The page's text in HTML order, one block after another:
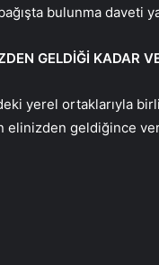
bulunma daveti
GELDİĞİ KADAR
yerel ortaklarıyla
elinizden geldiğince